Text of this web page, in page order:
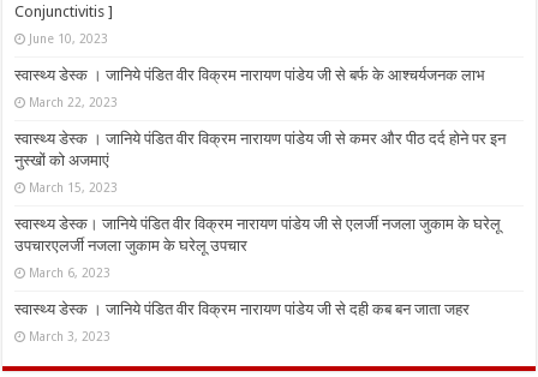
Conjunctivitis ]
June 10, 2023
स्वास्थ्य डेस्क । जानिये पंडित वीर विक्रम नारायण पांडेय जी से बर्फ के आश्चर्यजनक लाभ
March 22, 2023
स्वास्थ्य डेस्क । जानिये पंडित वीर विक्रम नारायण पांडेय जी से कमर और पीठ दर्द होने पर इन
नुस्‍खों को अजमाएं
March 15, 2023
स्वास्थ्य डेस्क। जानिये पंडित वीर विक्रम नारायण पांडेय जी से एलर्जी नजला जुकाम के घरेलू
उपचारएलर्जी नजला जुकाम के घरेलू उपचार
March 6, 2023
स्वास्थ्य डेस्क । जानिये पंडित वीर विक्रम नारायण पांडेय जी से दही कब बन जाता जहर
March 3, 2023